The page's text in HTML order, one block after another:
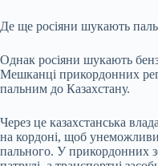
Де ще росіяни шукають
Однак росіяни шукають
Мешканці прикордонних
пальним до Казахстану.
Через це казахстанська
на кордоні, щоб
пального. У прикордонних